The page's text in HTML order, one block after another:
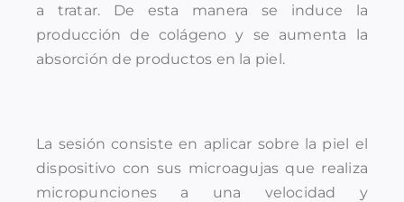
a tratar. De esta manera se induce la
producción de colágeno y se aumenta la
absorción de productos en la piel.
La sesión consiste en aplicar sobre la piel el
dispositivo con sus microagujas que realiza
micropunciones a una velocidad y